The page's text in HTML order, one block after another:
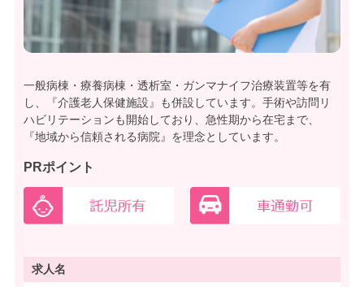
一般病棟・療養病棟・透析室・ガンマナイフ治療装置等を有
し、『介護老人保健施設』も併設しています。手術や訪問リ
ハビリテーションも開始しており、急性期から在宅まで、
『地域から信頼される病院』を理念としています。
PRポイント
求人名